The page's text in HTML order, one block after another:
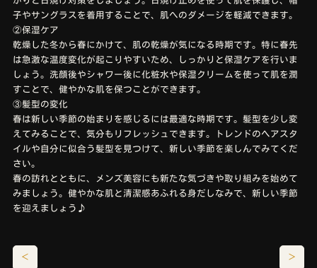
子やサングラスを着用することで、肌へのダメージを軽減できます。
②保湿ケア
乾燥した冬から春にかけて、肌の乾燥が気になる時期です。特に春先
は急激な温度変化が起こりやすいため、しっかりと保湿ケアを行いま
しょう。洗顔後やシャワー後に化粧水や保湿クリームを使って肌を潤
すことで、健やかな肌を保つことができます。
③髪型の変化
春は新しい季節の始まりを感じるには最適な時期です。髪型を少し変
えてみることで、気分もリフレッシュできます。トレンドのヘアスタ
イルや自分に似合う髪型を見つけて、新しい季節を楽しんでみてくだ
さい。
春の訪れとともに、メンズ美容にも新たな気づきや取り組みを始めて
みましょう。健やかな肌と清潔感あふれる身だしなみで、新しい季節
を迎えましょう♪
＜ ＞